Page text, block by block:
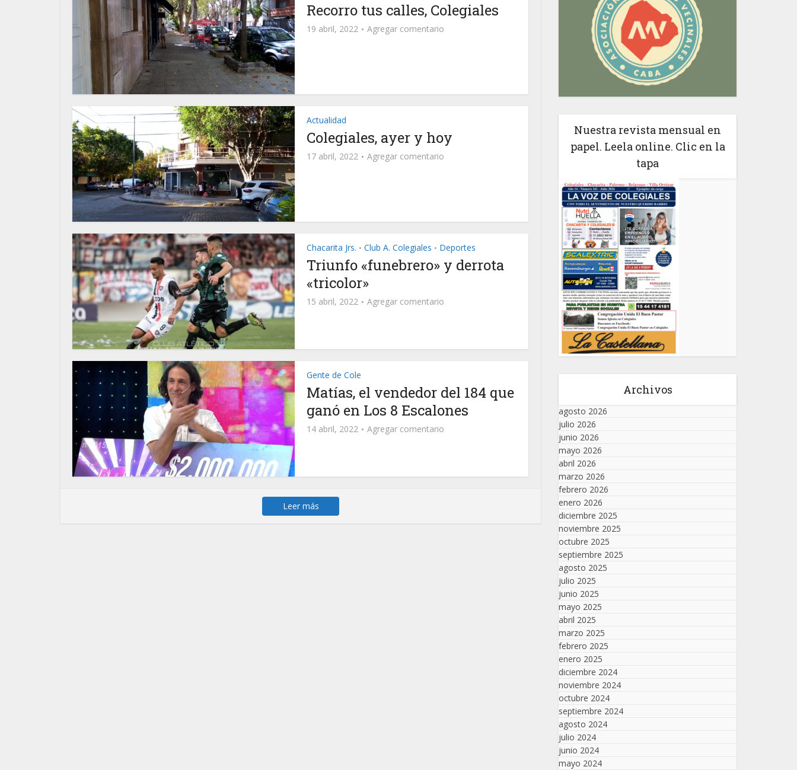
Recorro tus calles, Colegiales
19 abril, 2022 Agregar comentario
Actualidad
Colegiales, ayer y hoy
17 abril, 2022 Agregar comentario
Chacarita Jrs. • Club A. Colegiales • Deportes
Triunfo «funebrero» y derrota
«tricolor»
15 abril, 2022 Agregar comentario
Gente de Cole
Matías, el vendedor del 184 que
ganó en Los 8 Escalones
14 abril, 2022 Agregar comentario
Leer más
Nuestra revista mensual en
papel. Leela online. Clic en la
tapa
Archivos
agosto 2026
julio 2026
junio 2026
mayo 2026
abril 2026
marzo 2026
febrero 2026
enero 2026
diciembre 2025
noviembre 2025
octubre 2025
septiembre 2025
agosto 2025
julio 2025
junio 2025
mayo 2025
abril 2025
marzo 2025
febrero 2025
enero 2025
diciembre 2024
noviembre 2024
octubre 2024
septiembre 2024
agosto 2024
julio 2024
junio 2024
mayo 2024